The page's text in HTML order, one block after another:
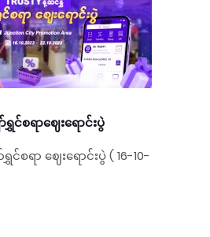
ရွှင်စရာဈေးရောင်းပွဲ
ရွှင်စရာ ဈေးရောင်းပွဲ ( 16-10-